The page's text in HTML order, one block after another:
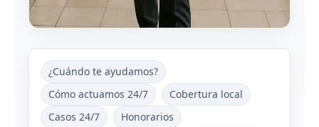
¿Cuándo te ayudamos?
Cómo actuamos 24/7
Cobertura local
Casos 24/7
Honorarios